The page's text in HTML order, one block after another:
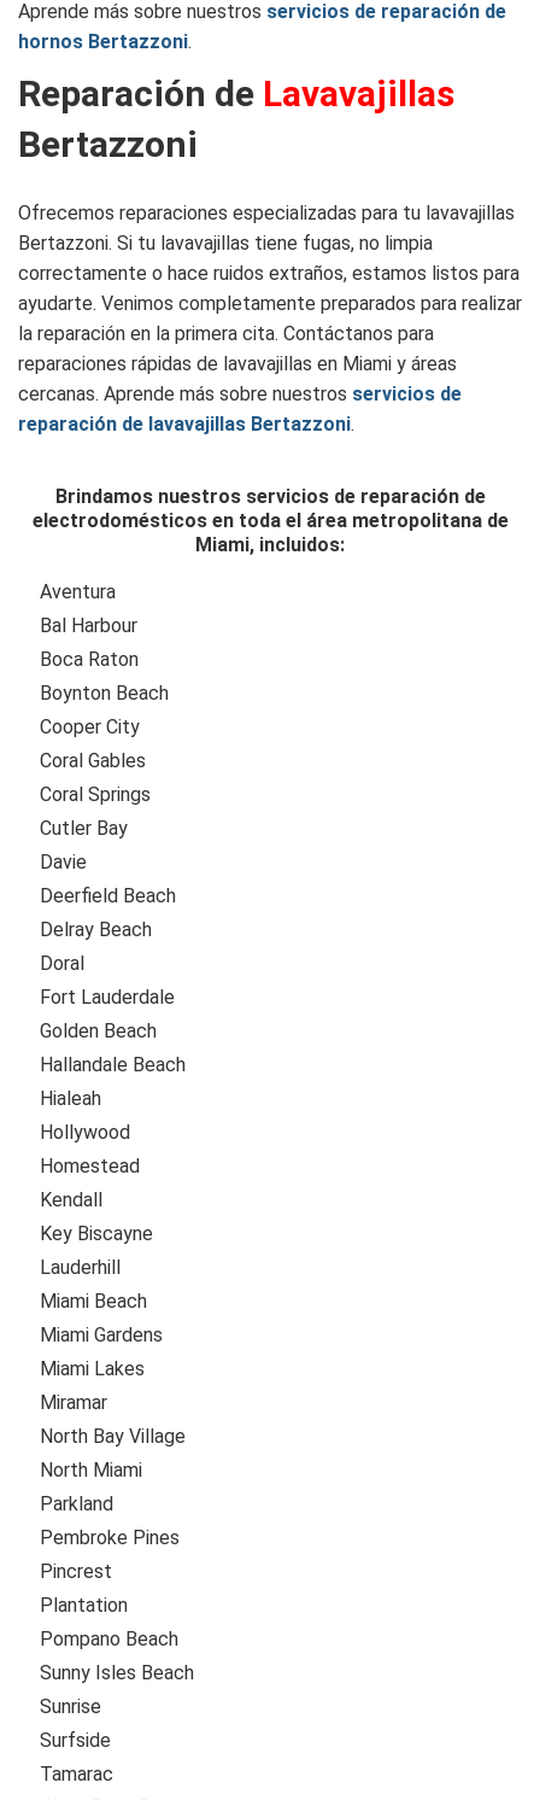
Aprende más sobre nuestros servicios de reparación de
hornos Bertazzoni.
Reparación de Lavavajillas
Bertazzoni
Ofrecemos reparaciones especializadas para tu lavavajillas
Bertazzoni. Si tu lavavajillas tiene fugas, no limpia
correctamente o hace ruidos extraños, estamos listos para
ayudarte. Venimos completamente preparados para realizar
la reparación en la primera cita. Contáctanos para
reparaciones rápidas de lavavajillas en Miami y áreas
cercanas. Aprende más sobre nuestros servicios de
reparación de lavavajillas Bertazzoni.
Brindamos nuestros servicios de reparación de
electrodomésticos en toda el área metropolitana de
Miami, incluidos:
Aventura
Bal Harbour
Boca Raton
Boynton Beach
Cooper City
Coral Gables
Coral Springs
Cutler Bay
Davie
Deerfield Beach
Delray Beach
Doral
Fort Lauderdale
Golden Beach
Hallandale Beach
Hialeah
Hollywood
Homestead
Kendall
Key Biscayne
Lauderhill
Miami Beach
Miami Gardens
Miami Lakes
Miramar
North Bay Village
North Miami
Parkland
Pembroke Pines
Pincrest
Plantation
Pompano Beach
Sunny Isles Beach
Sunrise
Surfside
Tamarac